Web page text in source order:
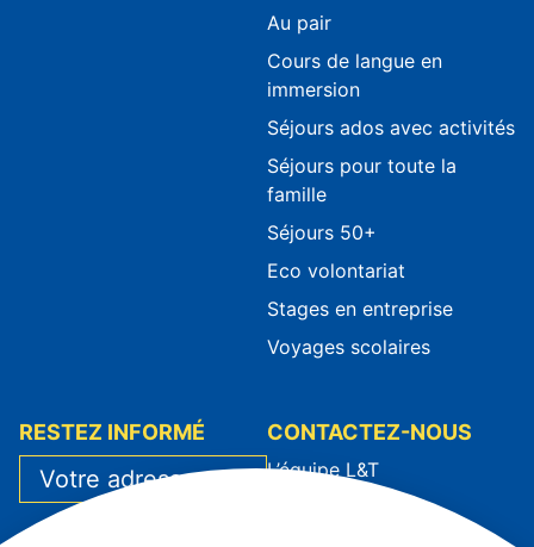
Au pair
Cours de langue en
immersion
Séjours ados avec activités
Séjours pour toute la
famille
Séjours 50+
Eco volontariat
Stages en entreprise
Voyages scolaires
RESTEZ INFORMÉ CONTACTEZ-NOUS
L’équipe L&T